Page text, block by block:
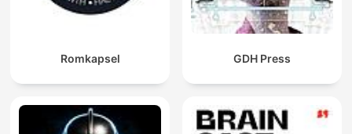
Romkapsel GDH Press